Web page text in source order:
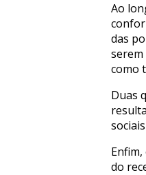
Ao
das
como
Duas
do